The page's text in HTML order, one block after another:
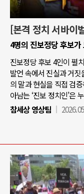
[본격 정치 서바이
4명의 진보정당 후보
진보정당 후보 4인이 펼
발언 속에서 진실과 거
의 말과 현실을 직접 검
아남는 ‘진보 정치인’은
참세상 영상팀